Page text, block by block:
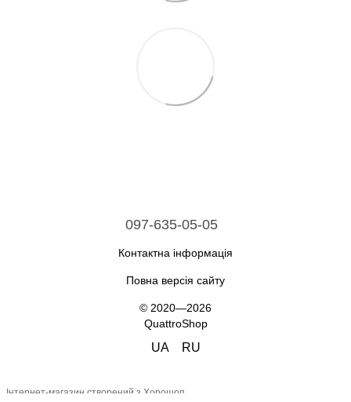
097-635-05-05
Контактна інформація
Повна версія сайту
© 2020—2026
QuattroShop
UA RU
Інтернет-магазин створений з Хорошоп